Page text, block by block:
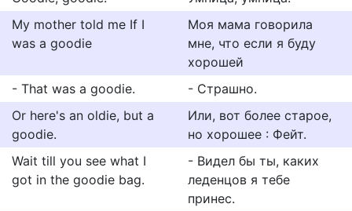
My mother told me If I
was a goodie
Моя мама говорила
мне, что если я буду
хорошей
- That was a goodie.
- Страшно.
Or here's an oldie, but a
goodie.
Или, вот более старое,
но хорошее : Фейт.
Wait till you see what I
got in the goodie bag.
- Видел бы ты, каких
леденцов я тебе
принес.